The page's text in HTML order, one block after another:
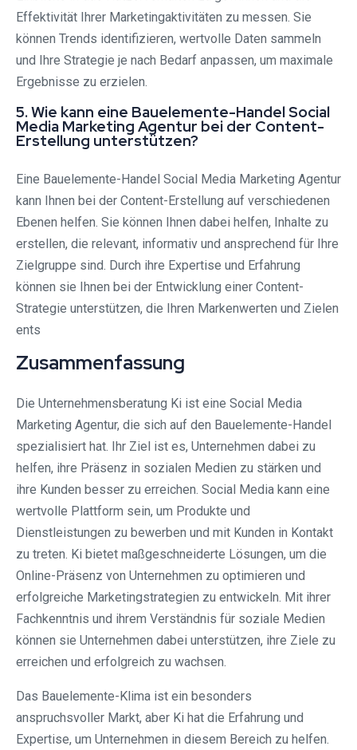
Effektivität Ihrer Marketingaktivitäten zu messen. Sie
können Trends identifizieren, wertvolle Daten sammeln
und Ihre Strategie je nach Bedarf anpassen, um maximale
Ergebnisse zu erzielen.
5. Wie kann eine Bauelemente-Handel Social
Media Marketing Agentur bei der Content-
Erstellung unterstützen?
Eine Bauelemente-Handel Social Media Marketing Agentur
kann Ihnen bei der Content-Erstellung auf verschiedenen
Ebenen helfen. Sie können Ihnen dabei helfen, Inhalte zu
erstellen, die relevant, informativ und ansprechend für Ihre
Zielgruppe sind. Durch ihre Expertise und Erfahrung
können sie Ihnen bei der Entwicklung einer Content-
Strategie unterstützen, die Ihren Markenwerten und Zielen
ents
Zusammenfassung
Die Unternehmensberatung Ki ist eine Social Media
Marketing Agentur, die sich auf den Bauelemente-Handel
spezialisiert hat. Ihr Ziel ist es, Unternehmen dabei zu
helfen, ihre Präsenz in sozialen Medien zu stärken und
ihre Kunden besser zu erreichen. Social Media kann eine
wertvolle Plattform sein, um Produkte und
Dienstleistungen zu bewerben und mit Kunden in Kontakt
zu treten. Ki bietet maßgeschneiderte Lösungen, um die
Online-Präsenz von Unternehmen zu optimieren und
erfolgreiche Marketingstrategien zu entwickeln. Mit ihrer
Fachkenntnis und ihrem Verständnis für soziale Medien
können sie Unternehmen dabei unterstützen, ihre Ziele zu
erreichen und erfolgreich zu wachsen.
Das Bauelemente-Klima ist ein besonders
anspruchsvoller Markt, aber Ki hat die Erfahrung und
Expertise, um Unternehmen in diesem Bereich zu helfen.